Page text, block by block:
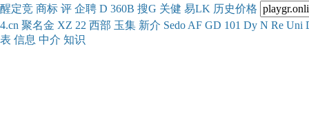
醒定竞 商标 评 企聘 D 360B 搜G 关健 易LK 历史价格
4.cn 聚名金 XZ 22 西部 玉集 新介 Sedo AF GD 101 Dy N Re Uni
表 信息 中介 知识